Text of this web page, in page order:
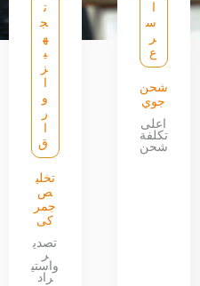
س
ر
ع
شحن
جوي
اعلى
تكلفة
شحن
ت
ج
ه
ي
ز
و
ر
ق
تخلي
ص
جمر
كى
تصدي
ر
واستي
راد